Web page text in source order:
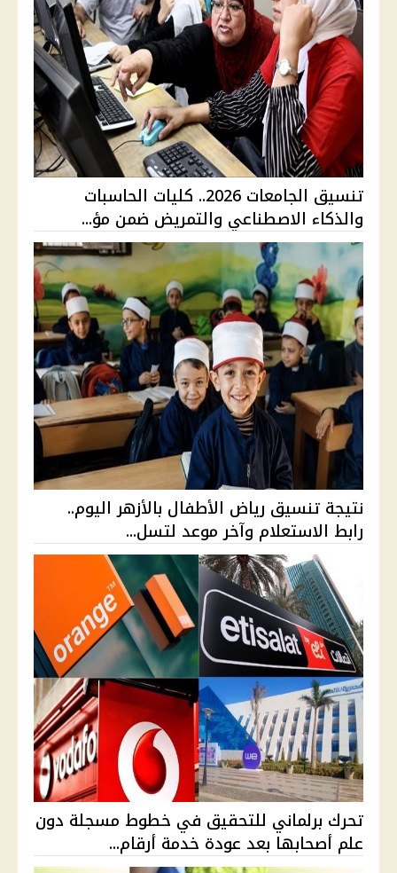
تنسيق الجامعات 2026.. كليات الحاسبات
والذكاء الاصطناعي والتمريض ضمن مؤ...
نتيجة تنسيق رياض الأطفال بالأزهر اليوم..
رابط الاستعلام وآخر موعد لتسل...
تحرك برلماني للتحقيق في خطوط مسجلة دون
علم أصحابها بعد عودة خدمة أرقام...